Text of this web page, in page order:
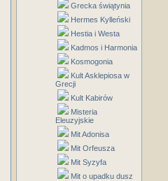
Grecka świątynia
Hermes Kylleński
Hestia i Westa
Kadmos i Harmonia
Kosmogonia
Kult Asklepiosa w
Grecji
Kult Kabirów
Misteria
Eleuzyjskie
Mit Adonisa
Mit Orfeusza
Mit Syzyfa
Mit o upadku dusz